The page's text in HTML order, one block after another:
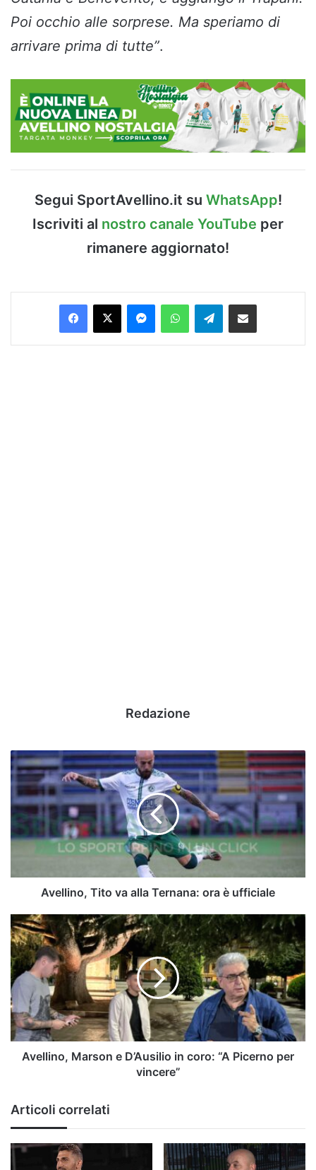
Poi occhio alle sorprese. Ma speriamo di
arrivare prima di tutte”.
Segui SportAvellino.it su WhatsApp!
Iscriviti al nostro canale YouTube per
rimanere aggiornato!
Facebook
X MessengerWhatsAppTelegramCondividi via Email
Redazione
Avellino,
Tito
va
alla
Ternana:
ora
Avellino, Tito va alla Ternana: ora è ufficiale
Avellino,
Marson
e
D’Ausilio
in
coro:
“A
Picerno
per
vincere”
Avellino, Marson e D’Ausilio in coro: “A Picerno per
vincere”
Articoli correlati